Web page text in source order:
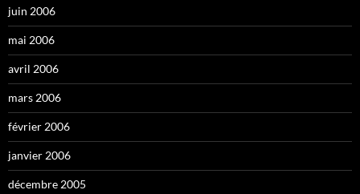
juin 2006
mai 2006
avril 2006
mars 2006
février 2006
janvier 2006
décembre 2005